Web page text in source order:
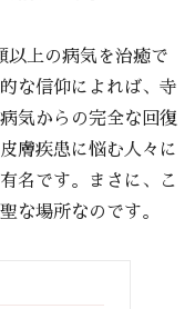
以上の病気を治癒で
な信仰によれば、寺
気からの完全な回復
膚疾患に悩む人々に
名です。まさに、こ
な場所なのです。